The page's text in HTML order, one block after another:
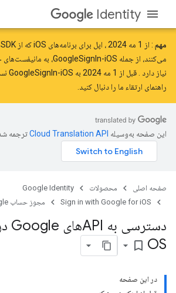
Identity
مهم : از 1 مه 2024
می‌کنند، از جمله GoogleSignIn-iOS، به مانیفست‌های حریم خصوصی و امضا
نیاز دارد . قبل از 1 مه 2024 به GoogleSignIn-iOS نسخه 7.1.0+ ارتقا دهید.
راهنمای ارتقاء ما را دنبال کنید.
این صفحه به‌وسیله ترجمه
صفحه اصلی محصولات
Google Identity
Sign in with Google for iOS
مجوز حساب Google برای iOS
دسترسی به APIهای Google در یک برنامه i
OS
bookmark_border
در این صفحه